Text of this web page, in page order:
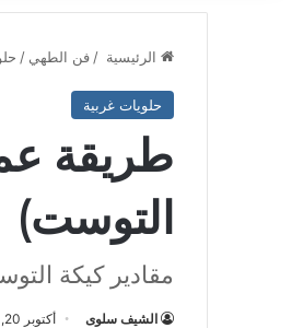
الرئيسية / فن الطهي /
حلويات غربية
طريقة
التوست)
مقادير كيكة
الشيف سلوى أكتوبر 20, 2023